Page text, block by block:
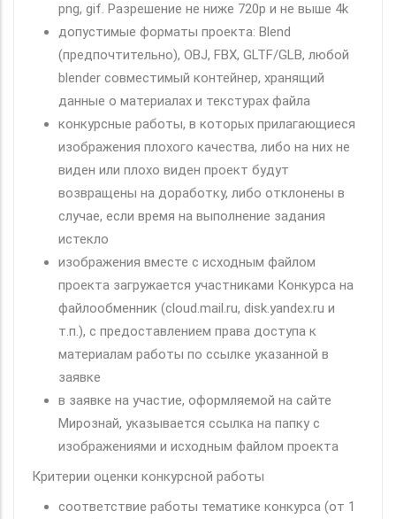
png, gif. Разрешение не ниже 720p и не выше 4k
допустимые форматы проекта: Blend
(предпочтительно), OBJ, FBX, GLTF/GLB, любой
blender совместимый контейнер, хранящий
данные о материалах и текстурах файла
конкурсные работы, в которых прилагающиеся
изображения плохого качества, либо на них не
виден или плохо виден проект будут
возвращены на доработку, либо отклонены в
случае, если время на выполнение задания
истекло
изображения вместе с исходным файлом
проекта загружается участниками Конкурса на
файлообменник (cloud.mail.ru, disk.yandex.ru и
т.п.), с предоставлением права доступа к
материалам работы по ссылке указанной в
заявке
в заявке на участие, оформляемой на сайте
Мирознай, указывается ссылка на папку с
изображениями и исходным файлом проекта
Критерии оценки конкурсной работы
соответствие работы тематике конкурса (от 1